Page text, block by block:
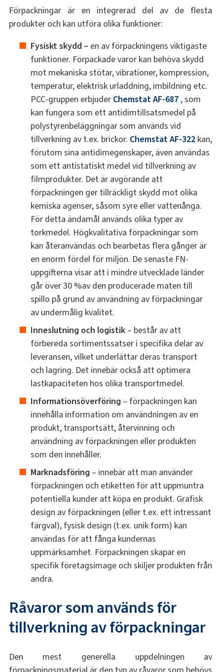
Förpackningar är en integrerad del av de flesta
produkter och kan utföra olika funktioner:
Fysiskt skydd – en av förpackningens viktigaste
funktioner. Förpackade varor kan behöva skydd
mot mekaniska stötar, vibrationer, kompression,
temperatur, elektrisk urladdning, imbildning etc.
PCC-gruppen erbjuder Chemstat AF-687, som
kan fungera som ett antidimtillsatsmedel på
polystyrenbeläggningar som används vid
tillverkning av t.ex. brickor. Chemstat AF-322kan,
förutom sina antidimegenskaper, även användas
som ett antistatiskt medel vid tillverkning av
filmprodukter. Det är avgörande att
förpackningen ger tillräckligt skydd mot olika
kemiska agenser, såsom syre eller vattenånga.
För detta ändamål används olika typer av
torkmedel. Högkvalitativa förpackningar som
kan återanvändas och bearbetas flera gånger är
en enorm fördel för miljön. De senaste FN-
uppgifterna visar att i mindre utvecklade länder
går över 30 %av den producerade maten till
spillo på grund av användning av förpackningar
av undermålig kvalitet.
Inneslutning och logistik– består av att
förbereda sortimentssatser i specifika delar av
leveransen, vilket underlättar deras transport
och lagring. Det innebär också att optimera
lastkapaciteten hos olika transportmedel.
Informationsöverföring– förpackningen kan
innehålla information om användningen av en
produkt, transportsätt, återvinning och
användning av förpackningen eller produkten
som den innehåller.
Marknadsföring– innebär att man använder
förpackningen och etiketten för att uppmuntra
potentiella kunder att köpa en produkt. Grafisk
design av förpackningen (eller t.ex. ett intressant
färgval), fysisk design (t.ex. unik form) kan
användas för att fånga kundernas
uppmärksamhet. Förpackningen skapar en
specifik företagsimage och skiljer produkten från
andra.
Råvaror som används för
tillverkning av förpackningar
Den mest generella uppdelningen av